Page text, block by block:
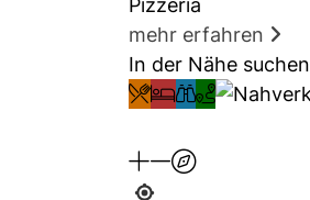
Pizzeria
mehr erfahren
In der Nähe suchen